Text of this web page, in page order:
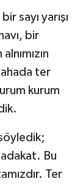
sayı yarışı
bir
ter
kurum
Bu
Ter